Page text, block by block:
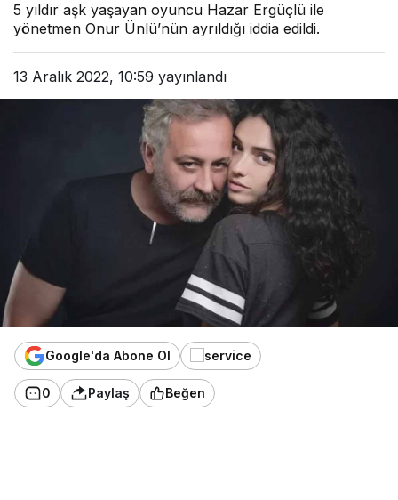
5 yıldır aşk yaşayan oyuncu Hazar Ergüçlü ile
yönetmen Onur Ünlü’nün ayrıldığı iddia edildi.
13 Aralık 2022, 10:59 yayınlandı
Google'da Abone Ol
0 Paylaş Beğen